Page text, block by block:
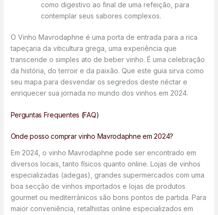
como digestivo ao final de uma refeição, para
contemplar seus sabores complexos.
O Vinho Mavrodaphne é uma porta de entrada para a rica
tapeçaria da viticultura grega, uma experiência que
transcende o simples ato de beber vinho. É uma celebração
da história, do terroir e da paixão. Que este guia sirva como
seu mapa para desvendar os segredos deste néctar e
enriquecer sua jornada no mundo dos vinhos em 2024.
Perguntas Frequentes (FAQ)
Onde posso comprar vinho Mavrodaphne em 2024?
Em 2024, o vinho Mavrodaphne pode ser encontrado em
diversos locais, tanto físicos quanto online. Lojas de vinhos
especializadas (adegas), grandes supermercados com uma
boa secção de vinhos importados e lojas de produtos
gourmet ou mediterrânicos são bons pontos de partida. Para
maior conveniência, retalhistas online especializados em